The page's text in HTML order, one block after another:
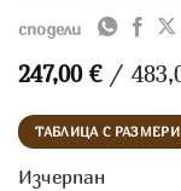
сподели
247,00 €/
ТАБЛИЦА С РАЗМЕРИ
Изчерпан